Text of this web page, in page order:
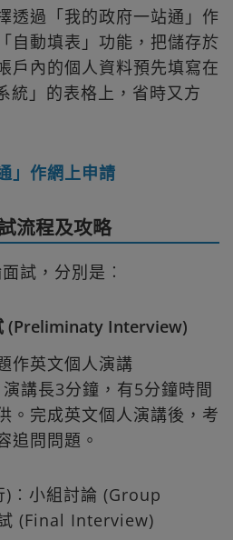
透過「我的政府一站通」作
自動填表」功能，把儲存於
戶內的個人資料預先填寫在
統」的表格上，省時又方
」作網上申請
流程及攻略
試，分別是︰
(Preliminaty Interview)
作英文個人演講
講長3分鐘，有5分鐘時間
。完成英文個人演講後，考
追問問題。
)︰小組討論 (Group
(Final Interview)